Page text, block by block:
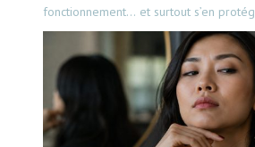
fonctionnement… et surtout s’en